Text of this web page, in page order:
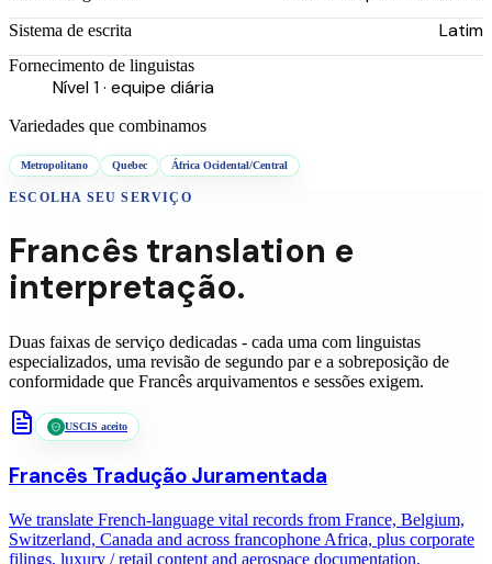
Sistema de escrita Latim
Fornecimento de linguistas
Nível 1 · equipe diária
Variedades que combinamos
Metropolitano Quebec África Ocidental/Central
ESCOLHA SEU SERVIÇO
Francês translation e
interpretação.
Duas faixas de serviço dedicadas - cada uma com linguistas
especializados, uma revisão de segundo par e a sobreposição de
conformidade que Francês arquivamentos e sessões exigem.
USCIS aceito
Francês Tradução Juramentada
We translate French-language vital records from France, Belgium,
Switzerland, Canada and across francophone Africa, plus corporate
filings, luxury / retail content and aerospace documentation.